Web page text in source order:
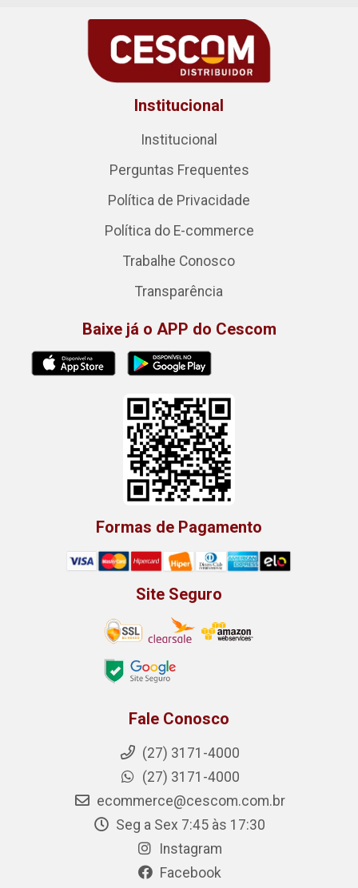
Institucional
Institucional
Perguntas Frequentes
Política de Privacidade
Política do E-commerce
Trabalhe Conosco
Transparência
Baixe já o APP do Cescom
Formas de Pagamento
Site Seguro
Fale Conosco
(27) 3171-4000
(27) 3171-4000
ecommerce@cescom.com.br
Seg a Sex 7:45 às 17:30
Instagram
Facebook